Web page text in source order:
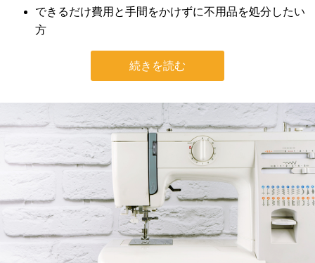
できるだけ費用と手間をかけずに不用品を処分したい
方
続きを読む